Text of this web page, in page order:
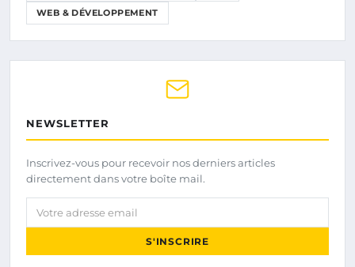
WEB & DÉVELOPPEMENT
NEWSLETTER
Inscrivez-vous pour recevoir nos derniers articles
directement dans votre boîte mail.
Votre adresse email
S'INSCRIRE